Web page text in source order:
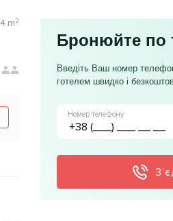
m²
Бронюйте по
Введіть Ваш номер
готелем швидко і
Номер телефону